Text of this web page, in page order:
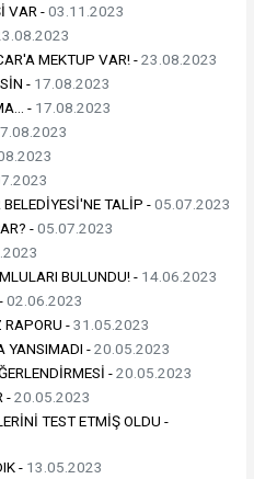
VAR -03.11.2023
MEKTUP VAR! -23.08.2023
- 17.08.2023
- 17.08.2023
TALİP -05.07.2023
-05.07.2023
BULUNDU! - 14.06.2023
02.06.2023
RAPORU -31.05.2023
YANSIMADI -20.05.2023
-20.05.2023
-20.05.2023
TEST ETMİŞ OLDU -
- 13.05.2023